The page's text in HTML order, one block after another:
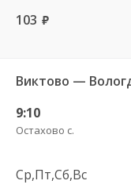
103 руб.
Виктово —
9:10
Остахово с.
Ср,Пт,Сб,Вс